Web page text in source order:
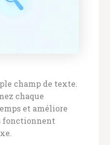
champ de texte.
chaque
et améliore
fonctionnent